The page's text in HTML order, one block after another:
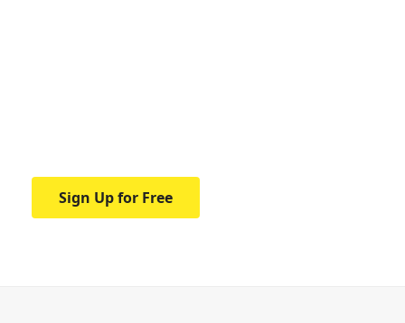
Sign Up for Free